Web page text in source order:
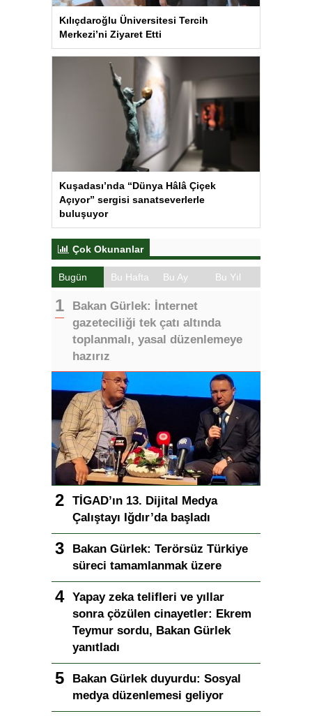
Kılıçdaroğlu Üniversitesi Tercih
Merkezi’ni Ziyaret Etti
Kuşadası’nda “Dünya Hâlâ Çiçek
Açıyor” sergisi sanatseverlerle
buluşuyor
Çok Okunanlar
Bugün Bu Hafta Bu Ay Bu Yıl
Bakan Gürlek: İnternet
gazeteciliği tek çatı altında
toplanmalı, yasal düzenlemeye
hazırız
TİGAD’ın 13. Dijital Medya
Çalıştayı Iğdır’da başladı
Bakan Gürlek: Terörsüz Türkiye
süreci tamamlanmak üzere
Yapay zeka telifleri ve yıllar
sonra çözülen cinayetler: Ekrem
Teymur sordu, Bakan Gürlek
yanıtladı
Bakan Gürlek duyurdu: Sosyal
medya düzenlemesi geliyor